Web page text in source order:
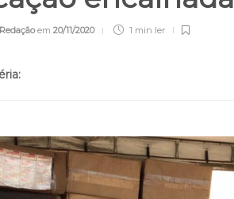
em 20/11/2020 1 min ler